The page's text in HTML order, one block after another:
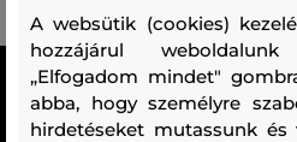
MINDEN RAKTÁRON
A webáruházban lévő összes áru
A websütik (cookies)
hozzájárul
„Elfogadom mindet"
abba, hogy személyre
hirdetéseket mutassunk és